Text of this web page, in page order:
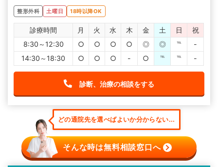
整形外科 土曜日 18時以降OK
診療時間 月 火 水 木 金 土 日
祝
8:30～12:30
○ ○ ○ ○ ◎ ◎ ℡
-
14:30～18:30
○ ○ ○ - ○ ℡ ℡ -
診断、治療の相談をする
どの通院先を選べばよいか分からない...
そんな時は無料相談窓口へ